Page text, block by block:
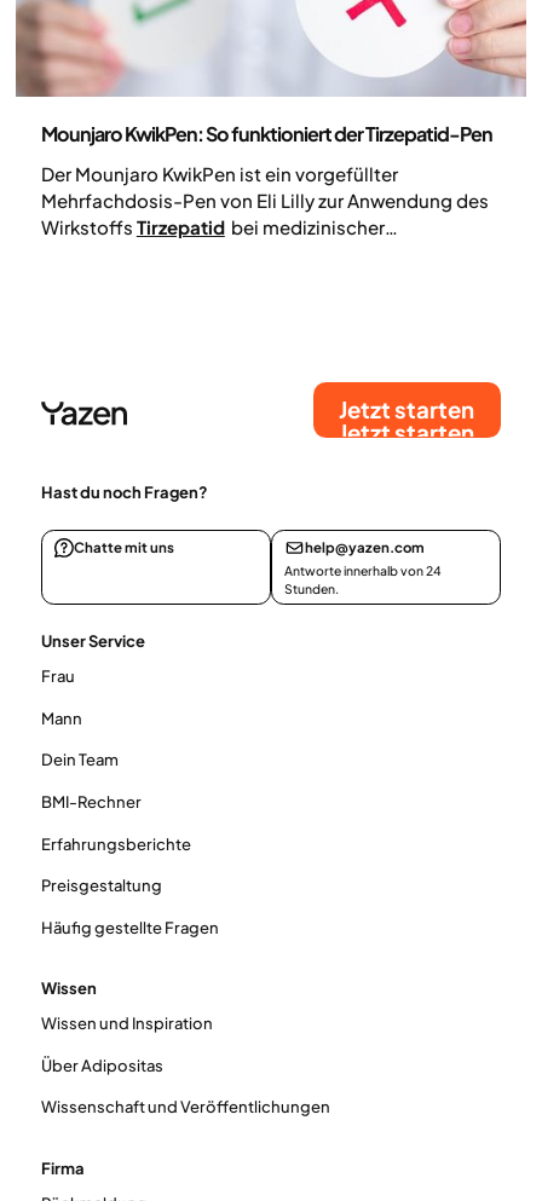
Mounjaro KwikPen: So funktioniert der Tirzepatid-Pen
Der Mounjaro KwikPen ist ein vorgefüllter
Mehrfachdosis-Pen von Eli Lilly zur Anwendung des
Wirkstoffs Tirzepatid bei medizinischer
Jetzt starten
Jetzt starten
Hast du noch Fragen?
Chatte mit uns help@yazen.com
Antworte innerhalb von 24
Stunden.
Unser Service
Frau
Mann
Dein Team
BMI-Rechner
Erfahrungsberichte
Preisgestaltung
Häufig gestellte Fragen
Wissen
Wissen und Inspiration
Über Adipositas
Wissenschaft und Veröffentlichungen
Firma